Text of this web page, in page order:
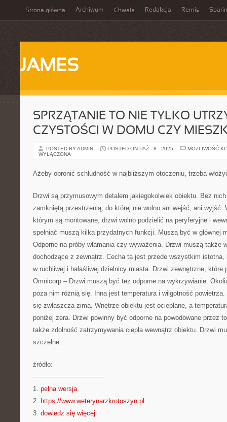
Strona główna Archiwum Chwała Redakcja Remis
JAMES
SPRZĄTANIE TO NIE TYLKO
CZYSTOŚCI W DOMU CZY
POSTED BY ADMIN POSTED ON PAŹ - 8 - 2025
MOŻLIWOŚĆ
WYŁĄCZONA
Ażeby obronić schludność w najbliższym otoczeniu, trzeba
Drzwi są przymusowym detalem jakiegokolwiek obiektu. Bez
zamkniętą przestrzenią, do której nie wolno ani wejść, ani wyjść.
którym są montowane, drzwi wolno podzielić na peryferyjne i
spełniać muszą kilka przydatnych funkcji. Muszą być w głównej
Odporne na próby włamania czy wyważenia. Drzwi muszą także
dochodzące z zewnątrz. Cecha ta jest przede wszystkim istotna,
w ruchliwej i hałaśliwej dzielnicy miasta. Drzwi zewnętrzne, które
Omnicorp – Drzwi muszą być też odporne na wykrzywianie.
poza nim różnią się. Inna jest temperatura i wilgotność
się zwłaszcza zimą. Wnętrze obiektu jest ocieplane, a
poniżej zera. Drzwi powinny być odporne na powodowane przez
także zdolność zatrzymywania ciepła wewnątrz obiektu. Drzwi
szczelne.
źródło:
———————————
1. pełna wersja
2. https://www.weterynarzkrotoszyn.pl
3. dowiedz się więcej